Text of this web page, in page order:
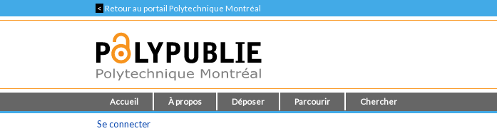
< Retour au portail Polytechnique Montréal
Accueil À propos Déposer Parcourir Chercher
Se connecter